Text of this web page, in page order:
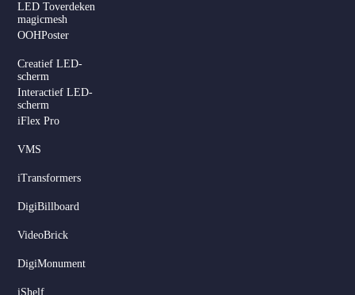
LED Toverdeken
magicmesh
OOHPoster
Creatief LED-
scherm
Interactief LED-
scherm
iFlex Pro
VMS
iTransformers
DigiBillboard
VideoBrick
DigiMonument
iShelf